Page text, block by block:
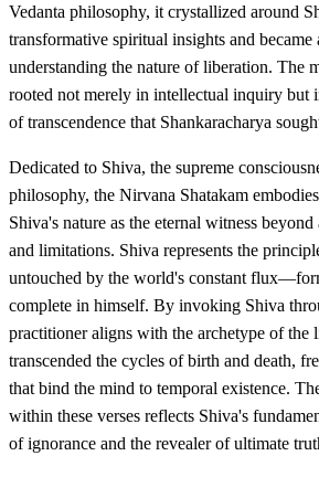
Vedanta philosophy, it crystallized around
transformative spiritual insights and became
understanding the nature of liberation. The
rooted not merely in intellectual inquiry but
of transcendence that Shankaracharya
Dedicated to Shiva, the supreme
philosophy, the Nirvana Shatakam
Shiva's nature as the eternal witness
and limitations. Shiva represents the
untouched by the world's constant
complete in himself. By invoking Shiva
practitioner aligns with the archetype of the
transcended the cycles of birth and death,
that bind the mind to temporal existence.
within these verses reflects Shiva's
of ignorance and the revealer of ultimate